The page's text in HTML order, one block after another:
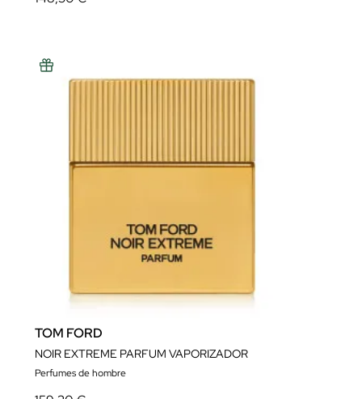
TOM FORD
NOIR EXTREME PARFUM VAPORIZADOR
Perfumes de hombre